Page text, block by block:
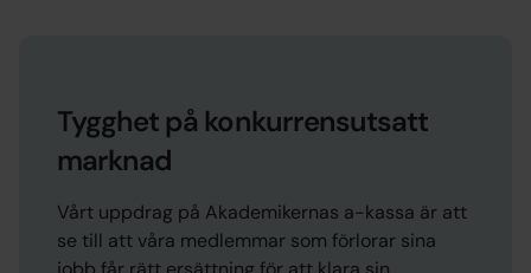
Tygghet på konkurrensutsatt
marknad
Vårt uppdrag på Akademikernas a-kassa är att
se till att våra medlemmar som förlorar sina